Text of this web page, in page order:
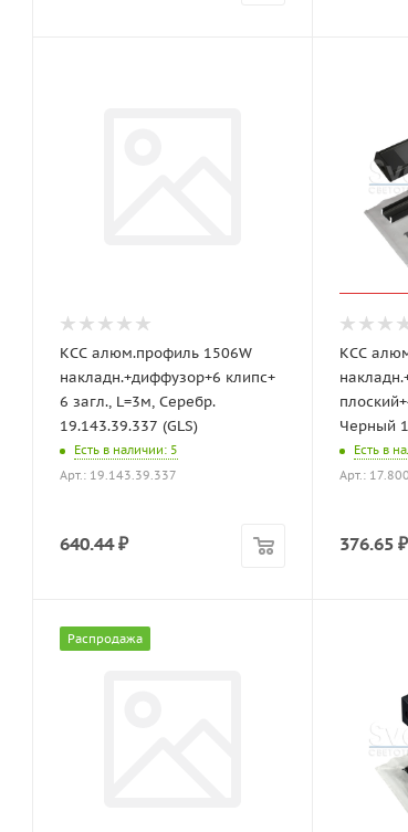
КСС алюм.профиль 1506W
накладн.+диффузор+6 клипс+
6 загл., L=3м, Серебр.
19.143.39.337 (GLS)
Есть в наличии: 5
Арт.: 19.143.39.337
640.44₽
КСС
Черный
Есть в
Арт.:
376.65 ₽
Распродажа